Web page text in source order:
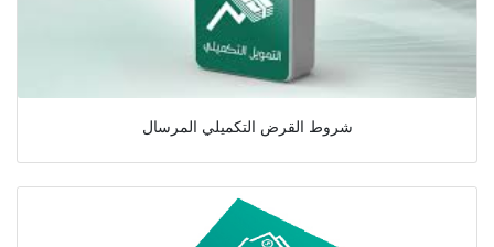
شروط القرض التكميلي المرسال